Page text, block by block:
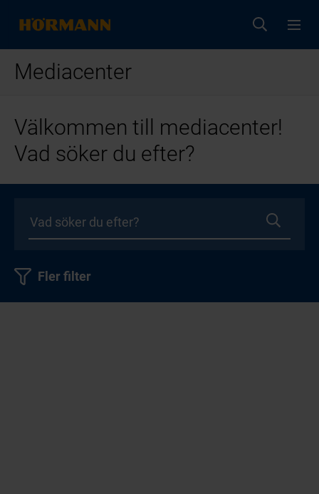
Mediacenter
Välkommen till mediacenter!
Vad söker du efter?
Fler filter